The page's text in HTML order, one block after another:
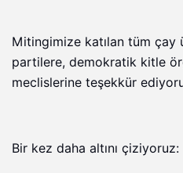
Mitingimize katılan tüm çay
partilere, demokratik kitle
meclislerine teşekkür
Bir kez daha altını çiziyoruz: